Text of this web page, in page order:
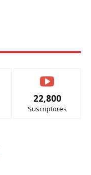
22,800
Suscriptores